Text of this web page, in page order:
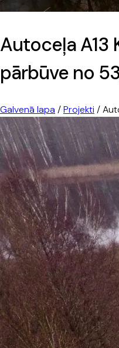
Autoceļa A13
pārbūve no
Galvenā lapa /Projekti /